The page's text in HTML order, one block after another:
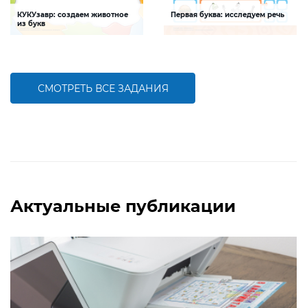
КУКУзавр: создаем животное
из букв
Первая буква: исследуем речь
СМОТРЕТЬ ВСЕ ЗАДАНИЯ
Актуальные публикации